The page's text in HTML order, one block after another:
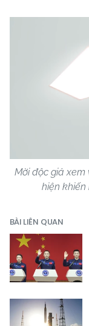
Mời độc giả xem
hiện khiến
BÀI LIÊN QUAN